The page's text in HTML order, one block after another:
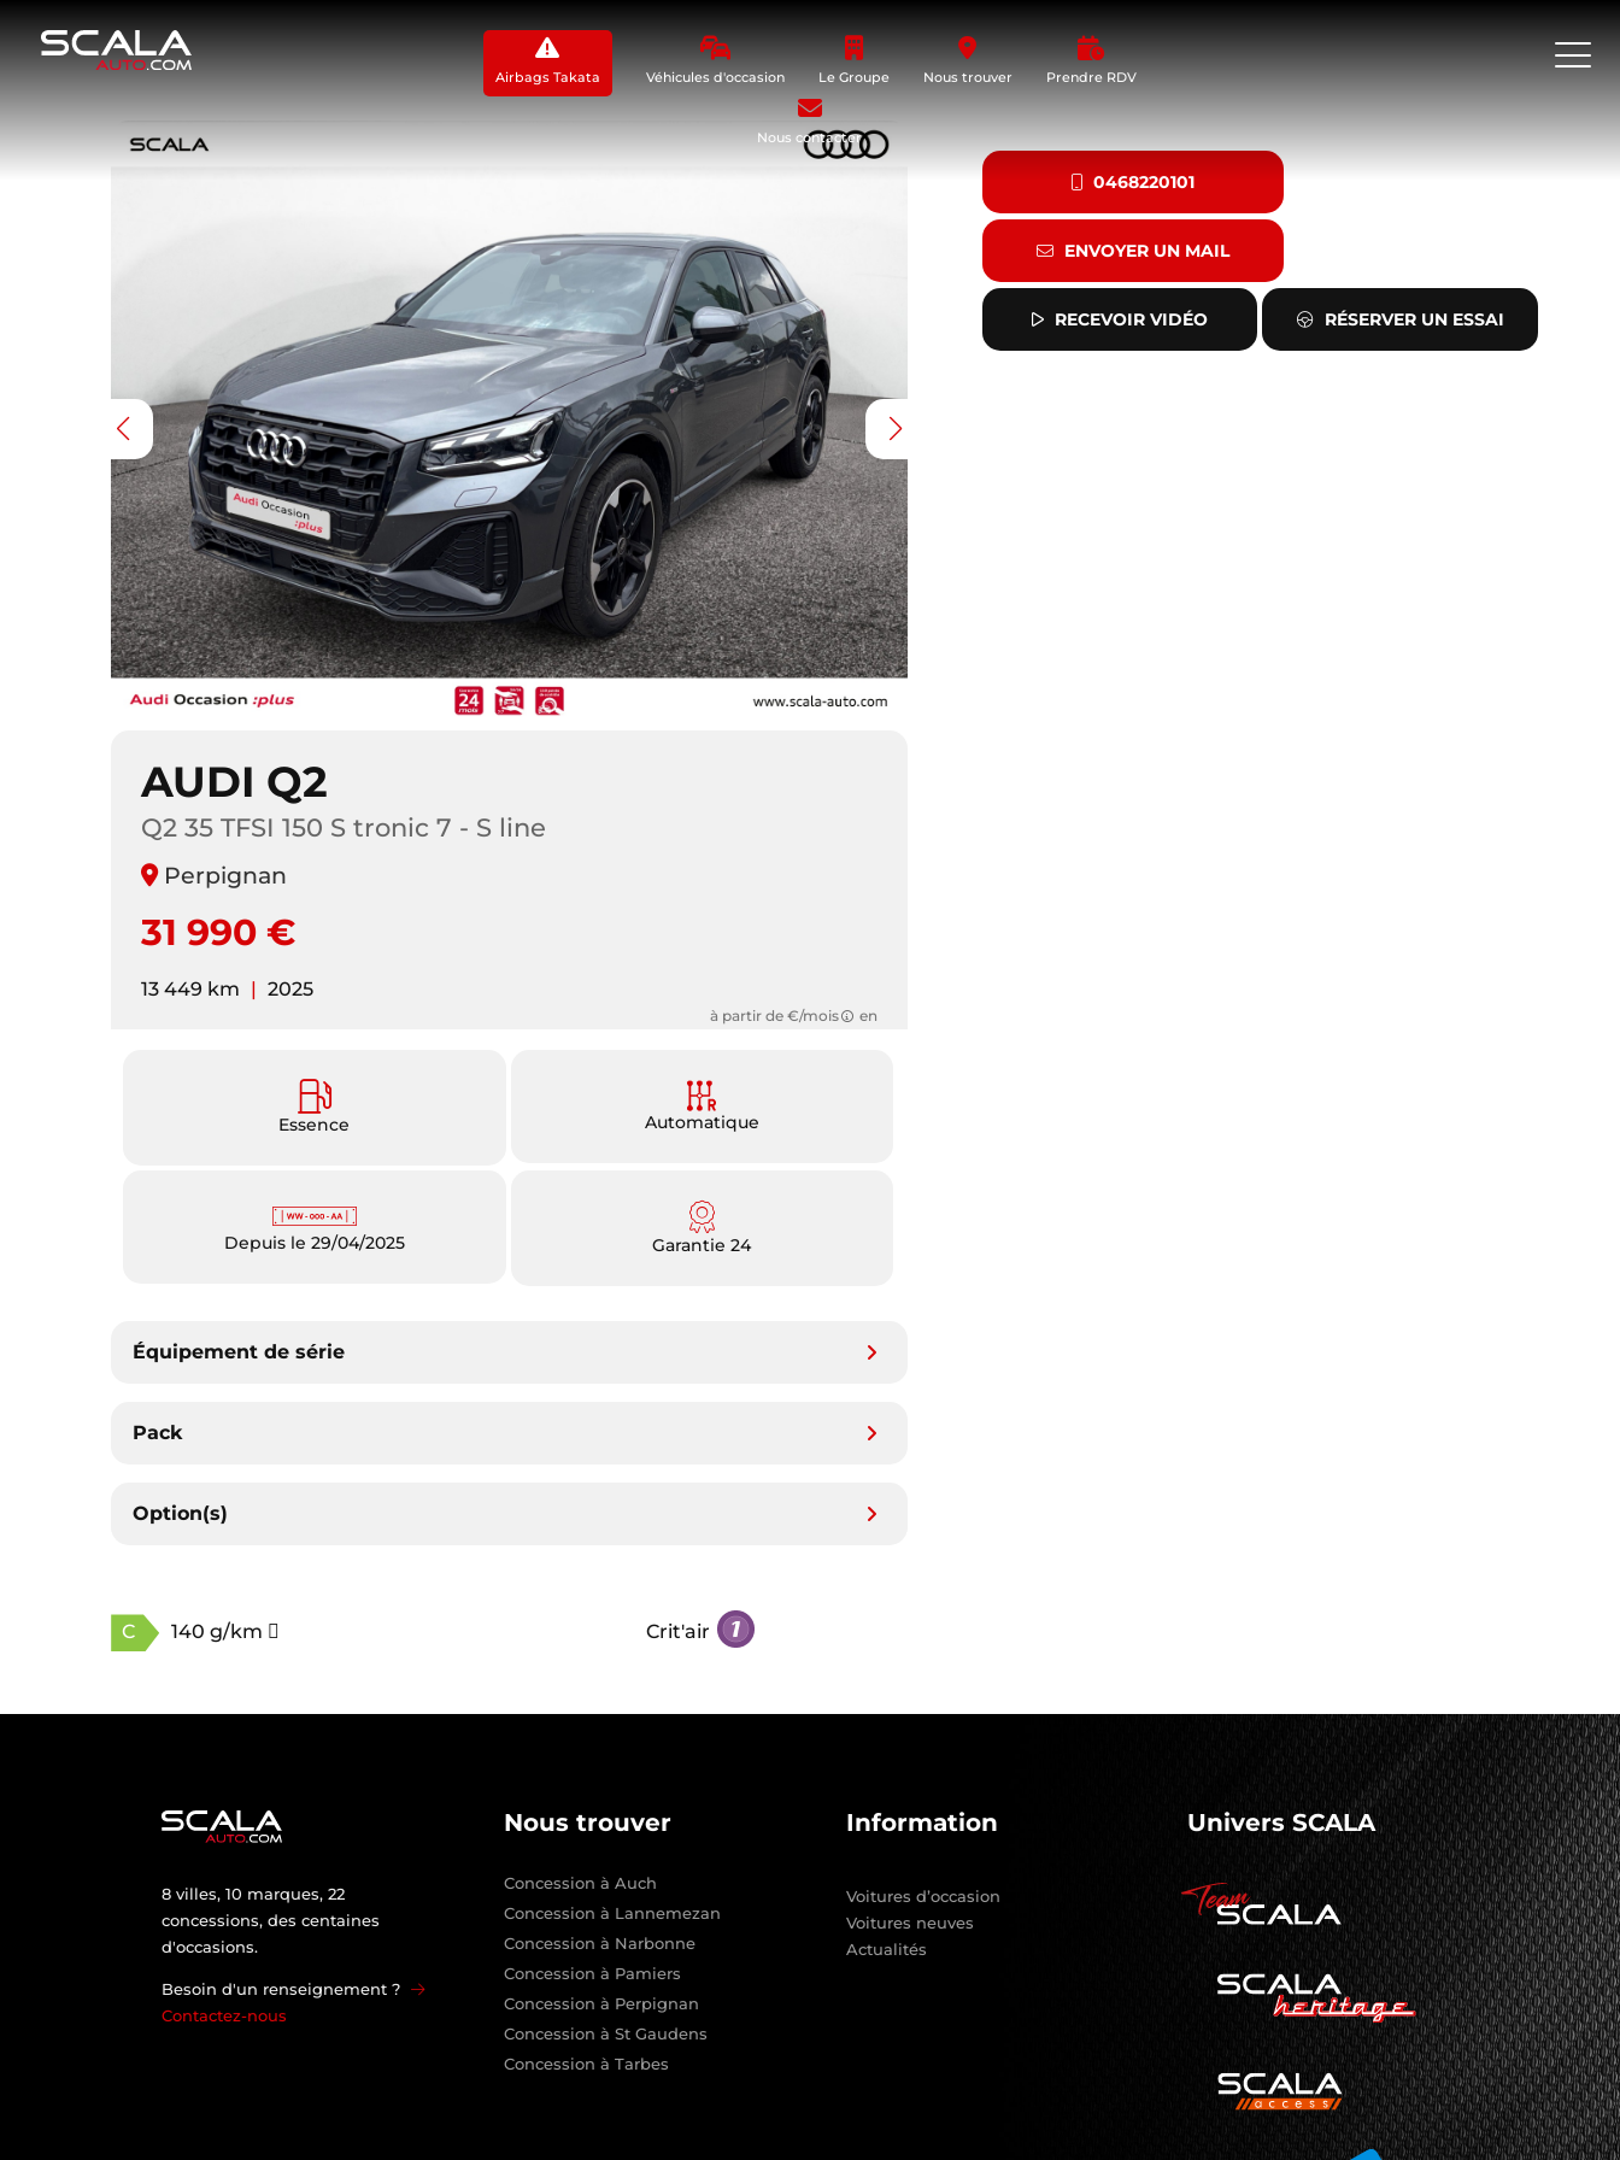
Airbags Takata Véhicules d'occasion Le Groupe Nous trouver Prendre RDV
Nous contacter
AUDI Q2
Q2 35 TFSI 150 S tronic 7 - S line
Perpignan
31 990 €
13 449 km | 2025
à partir de €/mois en
Essence Automatique
Depuis le 29/04/2025 Garantie 24
Équipement de série
Pack
Option(s)
C 140 g/km Crit'air
0468220101
ENVOYER UN MAIL
RECEVOIR VIDÉO RÉSERVER UN ESSAI
8 villes, 10 marques, 22
concessions, des centaines
d'occasions.
Besoin d'un renseignement ?
Contactez-nous
Nous trouver
Concession à Auch
Concession à Lannemezan
Concession à Narbonne
Concession à Pamiers
Concession à Perpignan
Concession à St Gaudens
Concession à Tarbes
Information
Voitures d’occasion
Voitures neuves
Actualités
Univers SCALA